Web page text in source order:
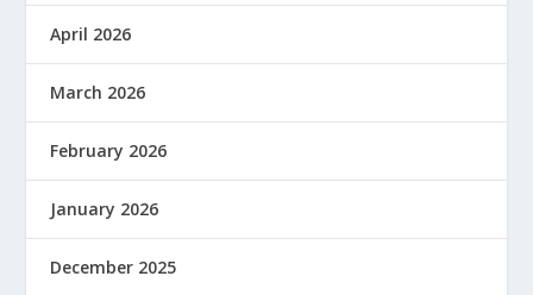
April 2026
March 2026
February 2026
January 2026
December 2025